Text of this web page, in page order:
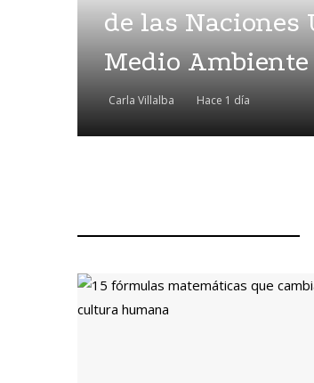
de las Naciones
Medio Ambiente
Carla Villalba Hace 1 día